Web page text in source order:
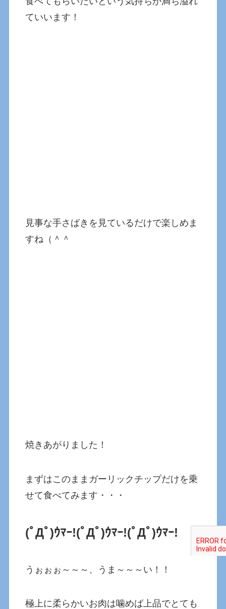
ていいます！
見事な手さばきを見ているだけで楽しめま
すね（＾＾
焼きあがりました！
まずはこのままガーリックチップだけを乗
せて食べてみます・・・
(ﾟДﾟ)ｳﾏｰ!(ﾟДﾟ)ｳﾏｰ!(ﾟДﾟ)ｳﾏｰ!
うぉぉぉ～～～、うま～～～い！！
極上に柔らかいお肉は噛めば上品でとても